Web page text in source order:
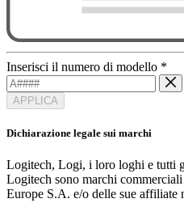
Inserisci il numero di modello *
APPLICA
Dichiarazione legale sui marchi
Logitech, Logi, i loro loghi e tutti
Logitech sono marchi
Europe S.A. e/o delle sue affiliate